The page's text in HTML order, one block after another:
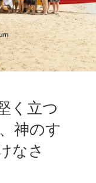
く立つ
神のす
なさ